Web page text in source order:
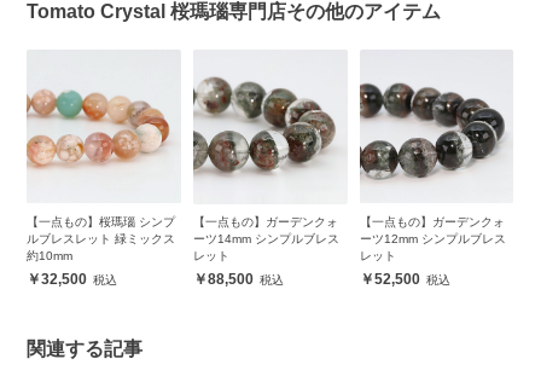
Tomato Crystal 桜瑪瑙専門店その他のアイテム
【一点もの】桜瑪瑙 シンプ
ルブレスレット 緑ミックス
約10mm
32,500
【一点もの】ガーデンクォ
ーツ14mm シンプルブレス
レット
88,500
【一点もの】ガーデンクォ
ーツ12mm シンプルブレス
レット
52,500
関連する記事